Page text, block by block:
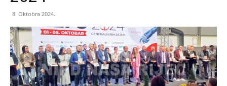
8. Oktobra 2024.